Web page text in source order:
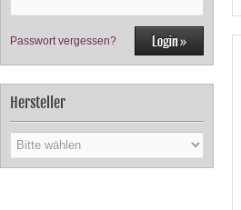
Passwort vergessen?
Hersteller